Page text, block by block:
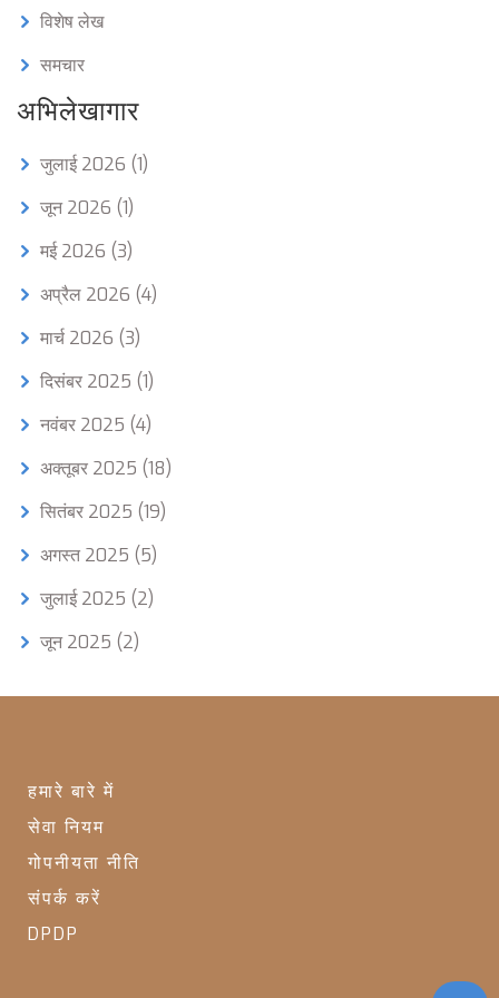
विशेष लेख
समचार
अभिलेखागार
जुलाई 2026 (1)
जून 2026 (1)
मई 2026 (3)
अप्रैल 2026 (4)
मार्च 2026 (3)
दिसंबर 2025 (1)
नवंबर 2025 (4)
अक्तूबर 2025 (18)
सितंबर 2025 (19)
अगस्त 2025 (5)
जुलाई 2025 (2)
जून 2025 (2)
हमारे बारे में
सेवा नियम
गोपनीयता नीति
संपर्क करें
DPDP